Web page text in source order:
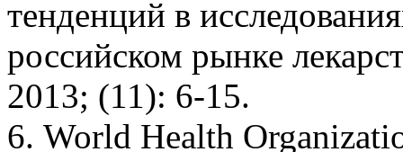
тенденций в
российском рынке
2013; (11): 6-15.
6. World Health